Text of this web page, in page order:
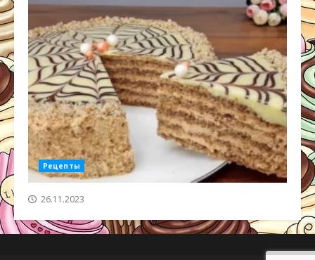
Рецепты
26.11.2023